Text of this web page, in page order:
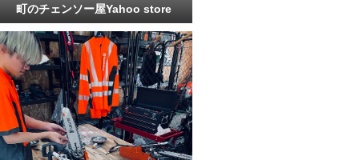
町のチェンソー屋Yahoo store